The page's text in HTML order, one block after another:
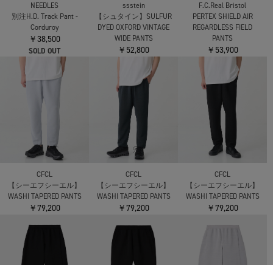
NEEDLES
別注H.D. Track Pant -
Corduroy
￥38,500
SOLD OUT
ssstein
【シュタイン】SULFUR
DYED OXFORD VINTAGE
WIDE PANTS
￥52,800
F.C.Real Bristol
PERTEX SHIELD AIR
REGARDLESS FIELD
PANTS
￥53,900
CFCL
【シーエフシーエル】
WASHI TAPERED PANTS
￥79,200
CFCL
【シーエフシーエル】
WASHI TAPERED PANTS
￥79,200
CFCL
【シーエフシーエル】
WASHI TAPERED PANTS
￥79,200